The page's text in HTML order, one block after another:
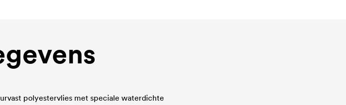
polyestervlies met speciale waterdichte